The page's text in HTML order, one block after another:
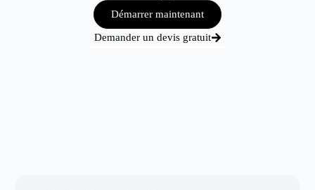
Démarrer maintenant
Demander un devis gratuit